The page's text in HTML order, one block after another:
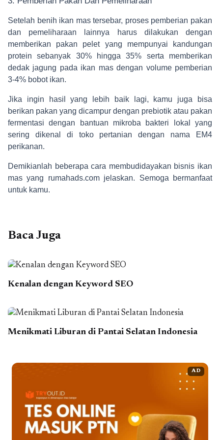
Setelah benih ikan mas tersebar, proses pemberian pakan
dan pemeliharaan lainnya harus dilakukan dengan
memberikan pakan pelet yang mempunyai kandungan
protein sebanyak 30% hingga 35% serta memberikan
dedak jagung pada ikan mas dengan volume pemberian
3-4% bobot ikan.
Jika ingin hasil yang lebih baik lagi, kamu juga bisa
berikan pakan yang dicampur dengan prebiotik atau pakan
fermentasi dengan bantuan mikroba bakteri lokal yang
sering dikenal di toko pertanian dengan nama EM4
perikanan.
Demikianlah beberapa cara membudidayakan bisnis ikan
mas yang rumahads.comjelaskan. Semoga bermanfaat
untuk kamu.
Baca Juga
Kenalan dengan Keyword SEO
Menikmati Liburan di Pantai Selatan Indonesia
AD